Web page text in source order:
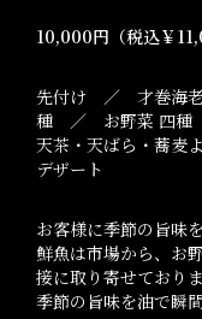
10,000円（税込￥
先付け ／ 才巻海
種 ／ お野菜 四種
天茶・天ばら・蕎
デザート
お客様に季節の旨味
鮮魚は市場から、お
接に取り寄せておりま
季節の旨味を油で瞬